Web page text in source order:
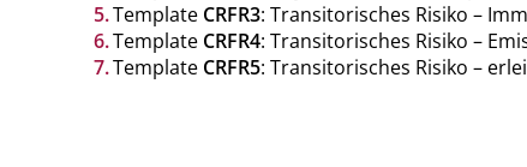
Template CRFR3: Transitorisches Risiko –
Template CRFR4: Transitorisches Risiko –
Template CRFR5: Transitorisches Risiko –